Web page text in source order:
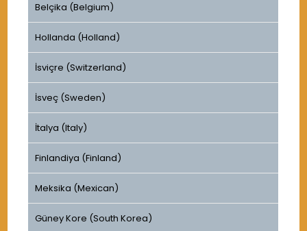
Belçika (Belgium)
Hollanda (Holland)
İsviçre (Switzerland)
İsveç (Sweden)
İtalya (Italy)
Finlandiya (Finland)
Meksika (Mexican)
Güney Kore (South Korea)